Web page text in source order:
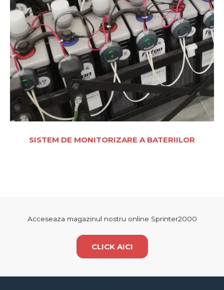
SISTEM DE MONITORIZARE A BATERIILOR
Acceseaza magazinul nostru online Sprinter2000
CLICK AICI